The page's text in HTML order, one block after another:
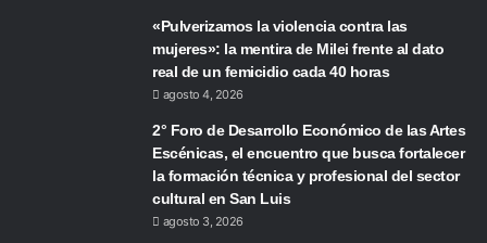
«Pulverizamos la violencia contra las
mujeres»: la mentira de Milei frente al dato
real de un femicidio cada 40 horas
agosto 4, 2026
2° Foro de Desarrollo Económico de las Artes
Escénicas, el encuentro que busca fortalecer
la formación técnica y profesional del sector
cultural en San Luis
agosto 3, 2026